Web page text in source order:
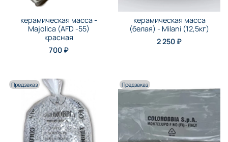
керамическая масса -
Majolica (AFD -55)
красная
700 ₽
керамическая масса
(белая) - Milani (12,5кг)
2 250 ₽
Предзаказ Предзаказ